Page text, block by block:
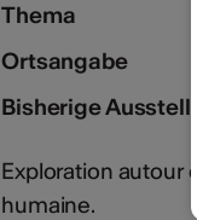
Thema
Ortsangabe
Bisherige
Exploration autour
humaine.